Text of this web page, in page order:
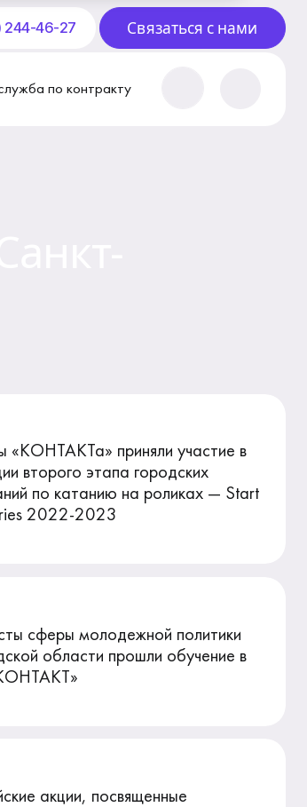
244-46-27 Связаться с нами
по контракту
«КОНТАКТа» приняли участие в
второго этапа городских
по катанию на роликах — Start
2022-2023
сферы молодежной политики
области прошли обучение в
акции, посвященные